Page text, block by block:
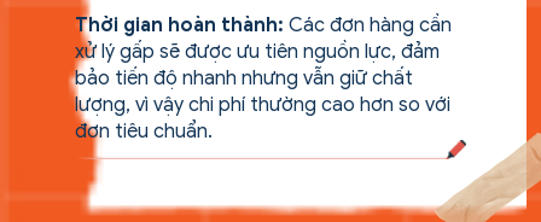
Thời gian hoàn thành: Các đơn hàng cần
xử lý gấp sẽ được ưu tiên nguồn lực, đảm
bảo tiến độ nhanh nhưng vẫn giữ chất
lượng, vì vậy chi phí thường cao hơn so với
đơn tiêu chuẩn.